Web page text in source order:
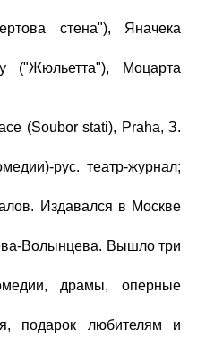
стена"), Яначека
("Жюльетта"), Моцарта
(Soubor stati), Praha, З.
рус. театр-журнал;
Издавался в Москве
Волынцева. Вышло три
драмы, оперные
подарок любителям и